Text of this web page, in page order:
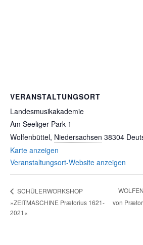
VERANSTALTUNGSORT
Landesmusikakademie
Am Seeliger Park 1
Wolfenbüttel, Niedersachsen 38304
Karte anzeigen
Veranstaltungsort-Website anzeigen
SCHÜLERWORKSHOP
»ZEITMASCHINE Prætorius 1621-
2021«
von